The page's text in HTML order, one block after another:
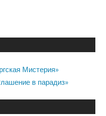
Мистерия»
в парадиз»